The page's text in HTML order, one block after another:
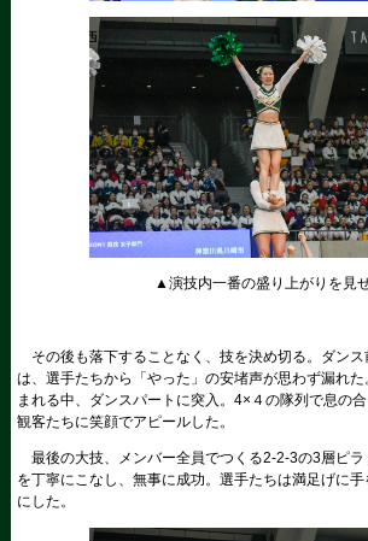
▲演技内一番の盛り上がりを見
その後も落下することなく、技を決め切る。ダン
は、選手たちから「やった」の安堵声が思わず漏れ
まれる中、ダンスパートに突入。4×４の隊列で息の合
観客たちに笑顔でアピールした。
最後の大技、メンバー全員でつくる2-2-3の3層ピラ
を丁寧にこなし、無事に成功。選手たちは満足げに
にした。